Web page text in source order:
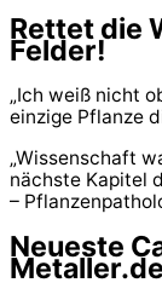
Rettet die
Felder!
„Ich weiß nicht
einzige Pflanze
„Wissenschaft
nächste Kapitel
–
Neueste